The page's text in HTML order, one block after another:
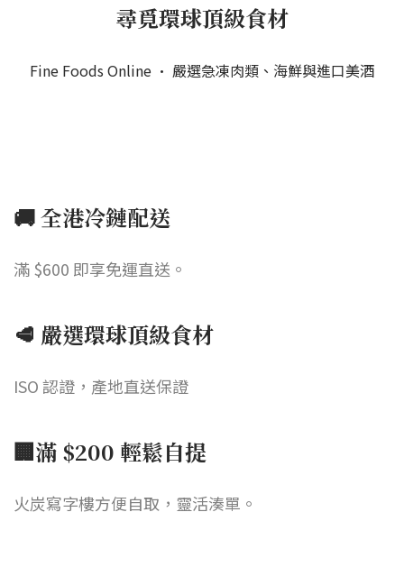
尋覓環球頂級食材
Fine Foods Online · 嚴選急凍肉類、海鮮與進口美酒
🚚 全港冷鏈配送
滿 $600 即享免運直送。
🥩 嚴選環球頂級食材
ISO 認證，產地直送保證
🏢滿 $200 輕鬆自提
火炭寫字樓方便自取，靈活湊單。